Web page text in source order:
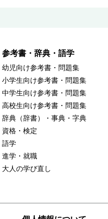
参考書・辞典・語学
幼児向け参考書・問題集
小学生向け参考書・問題集
中学生向け参考書・問題集
高校生向け参考書・問題集
辞典（辞書）・事典・字典
資格・検定
語学
進学・就職
大人の学び直し